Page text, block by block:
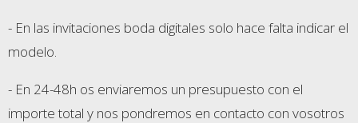
- En las invitaciones boda digitales solo hace falta indicar el
modelo.
- En 24-48h os enviaremos un presupuesto con el
importe total y nos pondremos en contacto con vosotros